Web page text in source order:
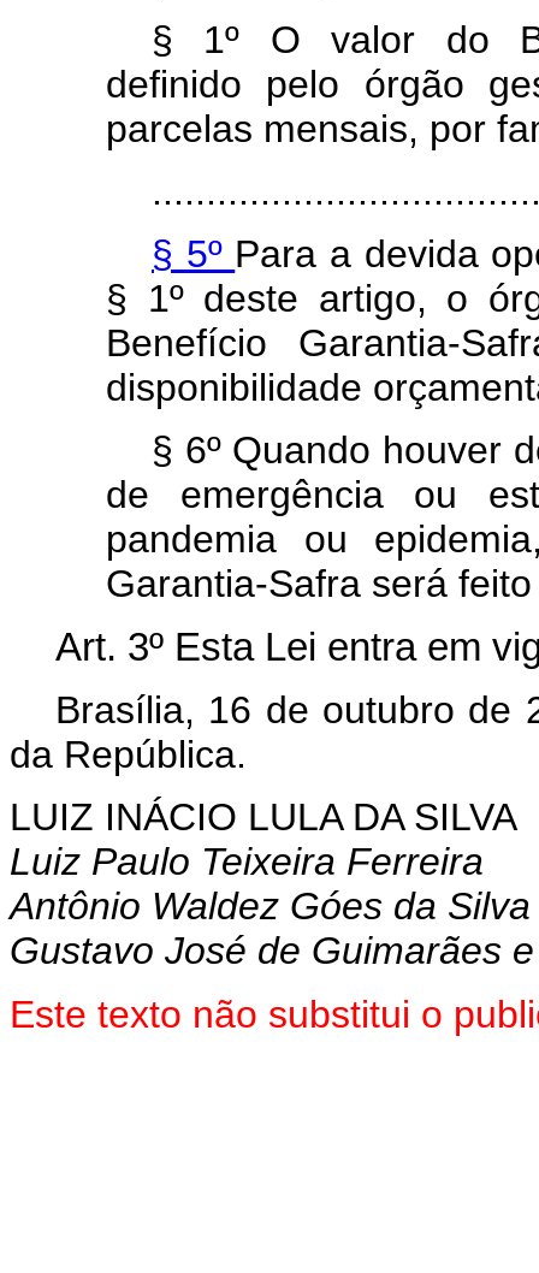
§ 1º O valor do
definido pelo órgão
parcelas mensais, por
§ 5º Para a devida
§ 1º deste artigo, o
Benefício Garantia-
disponibilidade
§ 6º Quando houver
de emergência ou
pandemia ou
Garantia-Safra será
Art. 3º Esta Lei entra em
Brasília, 16 de outubro de
da República.
LUIZ INÁCIO LULA DA SILVA
Luiz Paulo Teixeira Ferreira
Antônio Waldez Góes da Silva
Gustavo José de Guimarães
Este texto não substitui o